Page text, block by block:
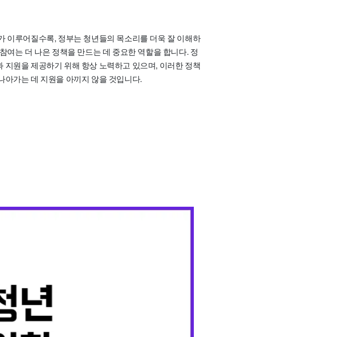
이루어질수록, 정부는 청년들의 목소리를 더욱 잘 이해하
여는 더 나은 정책을 만드는 데 중요한 역할을 합니다. 정
원을 제공하기 위해 항상 노력하고 있으며, 이러한 정책
아가는 데 지원을 아끼지 않을 것입니다.